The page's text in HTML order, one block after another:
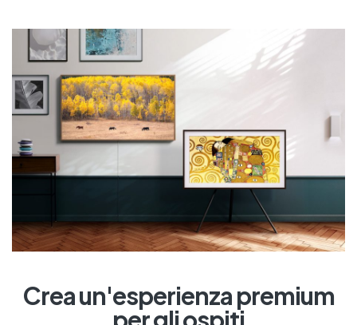
Crea un'esperienza premium